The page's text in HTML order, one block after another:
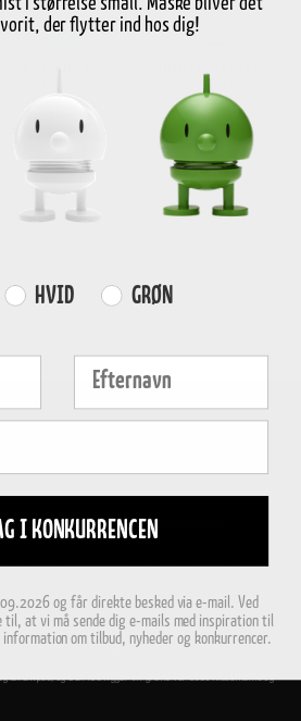
1-3 hverdage
i dag er en del af den store danske designfamilie.
en ellipse, og den idé ligger til grund for både klassikerne og
der flytter ind hos dig!
HVID GRØN
Efternavn
I KONKURRENCEN
og får direkte besked via e-mail. Ved
at vi må sende dig e-mails med inspiration til
om tilbud, nyheder og konkurrencer.